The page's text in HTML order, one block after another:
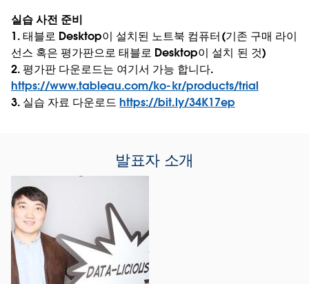
실습 사전 준비
1. 태블로 Desktop이 설치된 노트북 컴퓨터(기존 구매 라이
선스 혹은 평가판으로 태블로 Desktop이 설치 된 것)
2. 평가판 다운로드는 여기서 가능 합니다.
https://www.tableau.com/ko-kr/products/trial
3. 실습 자료 다운로드https://bit.ly/34K17ep
발표자 소개